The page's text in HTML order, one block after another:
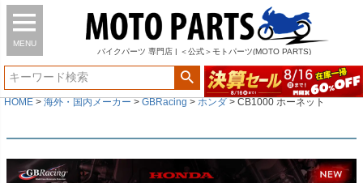
MENU
バイク パーツ 専門店 | ＜公式＞モトパーツ(MOTO PARTS)
HOME 海外・国内メーカー GBRacing ホンダ CB1000 ホーネット